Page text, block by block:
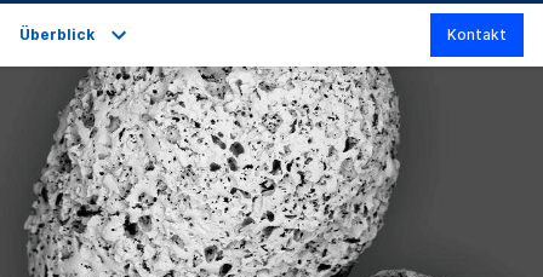
Überblick
Anwendungen
Technische Daten
Produktvarianten
Downloads
Überblick Kontakt